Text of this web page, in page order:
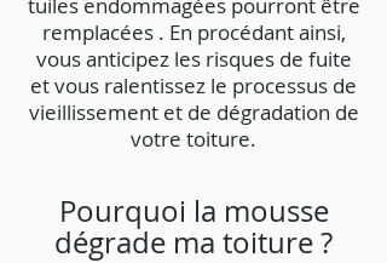
remplacées . En procédant ainsi,
vous anticipez les risques de fuite
et vous ralentissez le processus de
vieillissement et de dégradation de
votre toiture.
Pourquoi la mousse
dégrade ma toiture ?